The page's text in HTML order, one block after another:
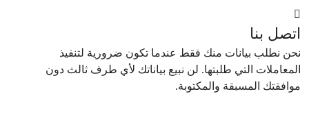
اتصل بنا
نحن نطلب بيانات منك فقط عندما تكون ضرورية لتنفيذ
المعاملات التي طلبتها. لن نبيع بياناتك لأي طرف ثالث دون
موافقتك المسبقة والمكتوبة.